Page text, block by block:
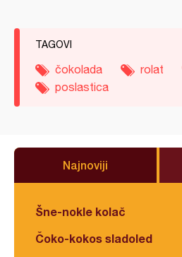
TAGOVI
čokolada rolat
poslastica
Najnoviji
Šne-nokle kolač
Čoko-kokos sladoled